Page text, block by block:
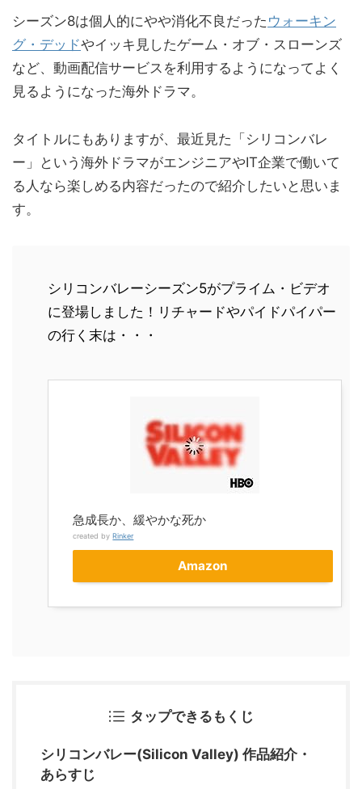
シーズン8は個人的にやや消化不良だった ウォーキン
グ・デッドやイッキ見したゲーム・オブ・スローンズ
など、動画配信サービスを利用するようになってよく
見るようになった海外ドラマ。
タイトルにもありますが、最近見た「シリコンバレ
ー」という海外ドラマがエンジニアやIT企業で働いて
る人なら楽しめる内容だったので紹介したいと思いま
す。
シリコンバレーシーズン5がプライム・ビデオ
に登場しました！リチャードやパイドパイパー
の行く末は・・・
急成長か、緩やかな死か
created by Rinker
Amazon
タップできるもくじ
シリコンバレー(Silicon Valley) 作品紹介・
あらすじ